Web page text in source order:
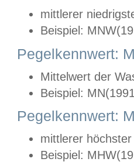
mittlerer
Beispiel:
Pegelkennwert:
Mittelwert der
Beispiel:
Pegelkennwert:
mittlerer
Beispiel: